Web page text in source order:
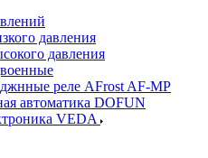
давления
давления
реле AFrost AF-MP
автоматика DOFUN
VEDA